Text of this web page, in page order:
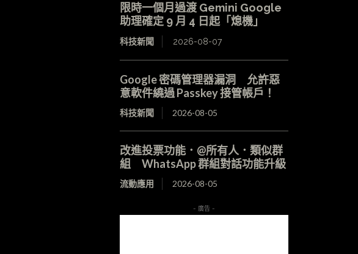
限時一個月過渡 Gemini Google
助理確定 9 月 4 日起「熄機」
科技新聞 2026-08-07
Google 密碼管理器漏洞 允許惡
意軟件繞過 Passkey 接管帳戶！
科技新聞 2026-08-05
改進投票功能．@所有人．類似群
組 WhatsApp 群組對話功能升級
流動應用 2026-08-05
- 廣告 -